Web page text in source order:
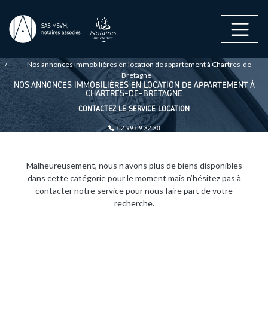
FIL D'ARIANE
Nos annonces immobilières en location de appartement à Chartres-de-
Bretagne
NOS ANNONCES IMMOBILIÈRES EN LOCATION DE APPARTEMENT À
CHARTRES-DE-BRETAGNE
CONTACTEZ LE SERVICE LOCATION
02.99.09.82.80
Malheureusement, nous n’avons plus de biens disponibles
dans cette catégorie pour le moment mais n’hésitez pas à
contacter notre service pour nous faire part de votre
recherche.